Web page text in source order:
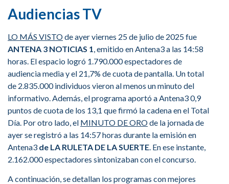
Audiencias TV
LO MÁS VISTOde ayer viernes 25 de julio de 2025 fue
ANTENA 3 NOTICIAS 1 , emitido en Antena3 a las 14:58
horas. El espacio logró 1.790.000 espectadores de
audiencia media y el 21,7% de cuota de pantalla. Un total
de 2.835.000 individuos vieron al menos un minuto del
informativo. Además, el programa aportó a Antena3 0,9
puntos de cuota de los 13,1 que firmó la cadena en el Total
Día. Por otro lado, el MINUTO DE OROde la jornada de
ayer se registró a las 14:57 horas durante la emisión en
Antena3 de LA RULETA DE LA SUERTE . En ese instante,
2.162.000 espectadores sintonizaban con el concurso.
A continuación, se detallan los programas con mejores